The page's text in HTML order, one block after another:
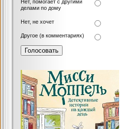
Нет, помогает с другими
делами по дому
Нет, не хочет
Другое (в комментариях)